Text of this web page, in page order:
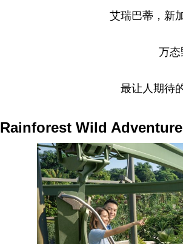
艾瑞巴蒂，新
万态
最让人期待
Rainforest Wild Adventure